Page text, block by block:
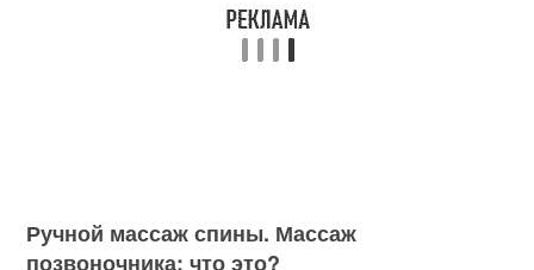
Ручной массаж спины. Массаж
позвоночника: что это?